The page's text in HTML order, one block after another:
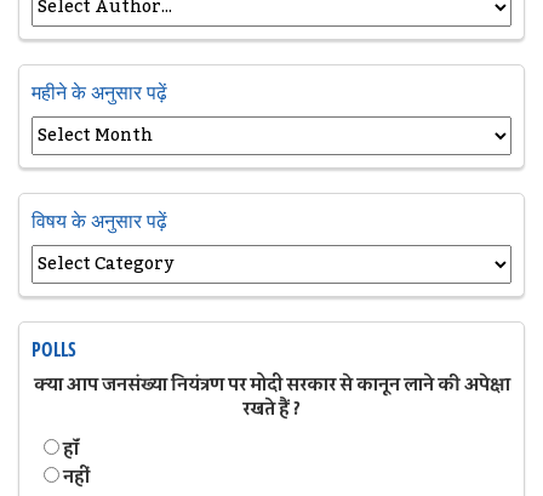
महीने के अनुसार पढ़ें
विषय के अनुसार पढ़ें
POLLS
क्या आप जनसंख्या नियंत्रण पर मोदी सरकार से कानून लाने की अपेक्षा
रखते हैं ?
हॉं
नहीं